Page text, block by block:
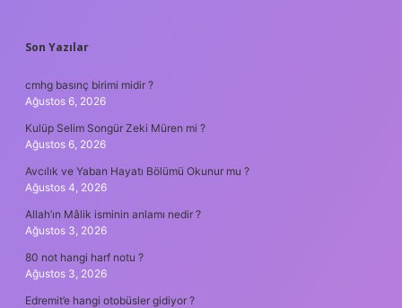
SIDEBAR
Son Yazılar
cmhg basınç birimi midir ?
Ağustos 6, 2026
Kulüp Selim Songür Zeki Müren mi ?
Ağustos 6, 2026
Avcılık ve Yaban Hayatı Bölümü Okunur mu ?
Ağustos 4, 2026
Allah’ın Mâlik isminin anlamı nedir ?
Ağustos 3, 2026
80 not hangi harf notu ?
Ağustos 3, 2026
Edremit’e hangi otobüsler gidiyor ?